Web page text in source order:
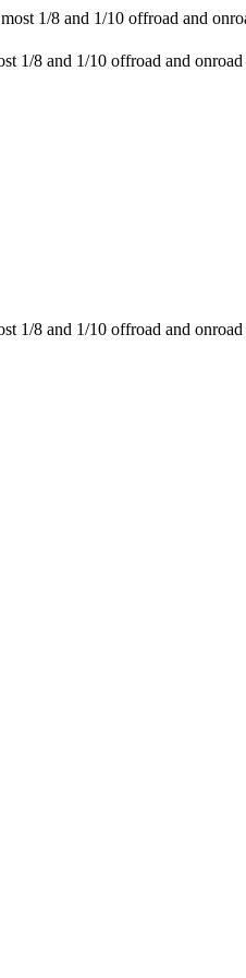
1/8 and 1/10 offroad and onroad
1/8 and 1/10 offroad and onroad